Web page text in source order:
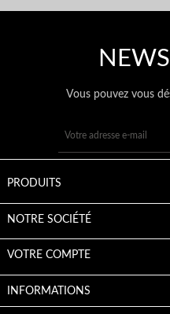
Vous pouvez vous
PRODUITS
NOTRE SOCIÉTÉ
VOTRE COMPTE
INFORMATIONS